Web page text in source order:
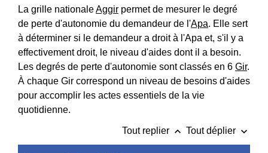
La grille nationaleAggir permet de mesurer le degré
de perte d'autonomie du demandeur de l'Apa. Elle sert
à déterminer si le demandeur a droit à l'Apa et, s'il y a
effectivement droit, le niveau d'aides dont il a besoin.
Les degrés de perte d'autonomie sont classés en 6 Gir.
À chaque Gir correspond un niveau de besoins d'aides
pour accomplir les actes essentiels de la vie
quotidienne.
Tout replier keyboard_arrow_up Tout déplier keyboard_arrow_down